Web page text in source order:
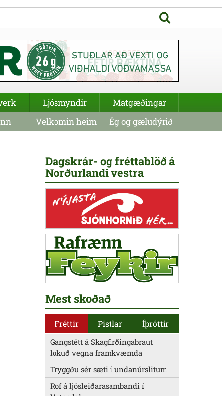
Dagskrár- og fréttablöð á
Norðurlandi vestra
Mest skoðað
Fréttir Pistlar Íþróttir
Gangstétt á Skagfirðingabraut
lokuð vegna framkvæmda
Tryggðu sér sæti í undanúrslitum
Rof á ljósleiðarasambandi í
Ljósmyndir
Matgæðingar
Velkomin heim Ég og gæludýrið